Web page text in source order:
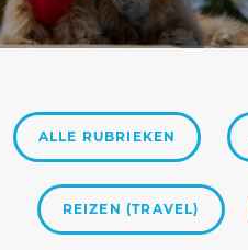
ALLE RUBRIEKEN
REIZEN (TRAVEL)